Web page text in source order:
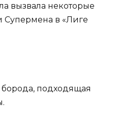
вызвала некоторые
Супермена в «Лиге
подходящая